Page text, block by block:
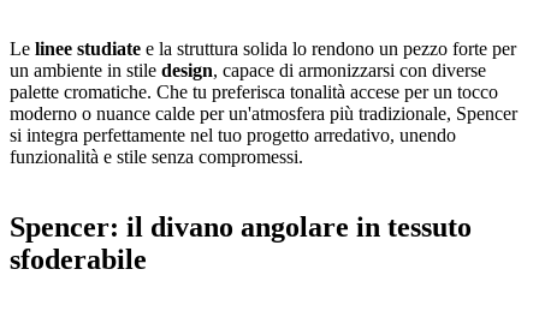
Le linee studiate e la struttura solida lo rendono un pezzo forte per
un ambiente in stile design, capace di armonizzarsi con diverse
palette cromatiche. Che tu preferisca tonalità accese per un tocco
moderno o nuance calde per un'atmosfera più tradizionale, Spencer
si integra perfettamente nel tuo progetto arredativo, unendo
funzionalità e stile senza compromessi.
Spencer: il divano angolare in tessuto
sfoderabile